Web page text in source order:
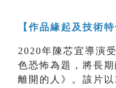
【作品緣起及技術特
2020年陳芯宜導演
色恐怖為題，將長
離開的人》。該片